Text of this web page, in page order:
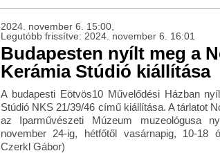
2024. november 6. 15:00,
Legutóbb frissítve: 2024. november 6. 16:01
Budapesten nyílt meg a
Kerámia Stúdió kiállítása
A budapesti Eötvös10 Művelődési Házban
Stúdió NKS 21/39/46 című kiállítása. A tárlatot
az Iparművészeti Múzeum muzeológusa
november 24-ig, hétfőtől vasárnapig, 10-18
Czerkl Gábor)